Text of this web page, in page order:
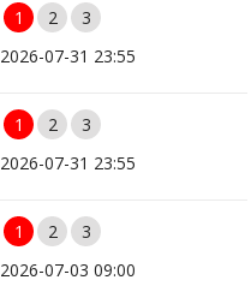
1 2
3
2026-07-31 23:55
1 2
3
2026-07-31 23:55
1 2
3
2026-07-03 09:00